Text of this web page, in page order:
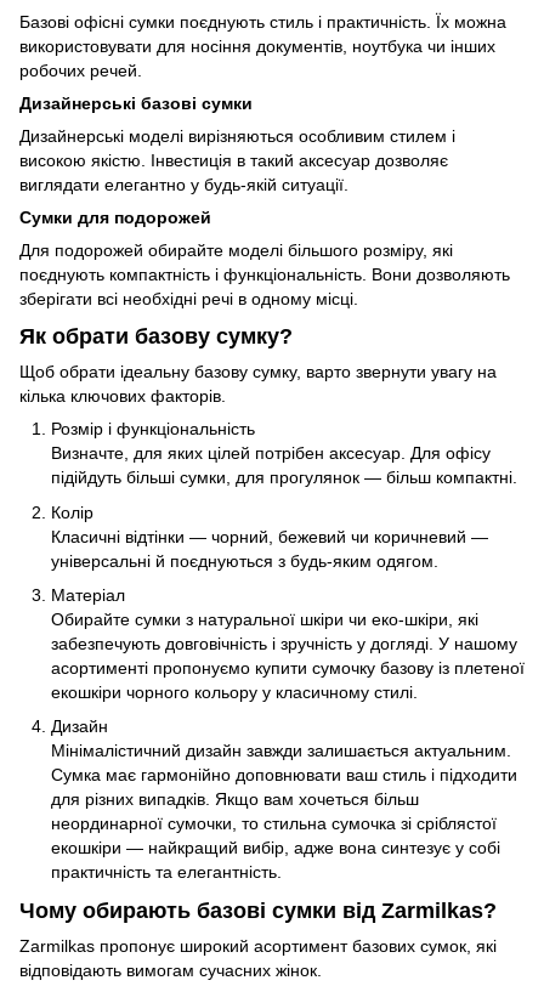
Базові офісні сумки поєднують стиль і практичність. Їх можна
використовувати для носіння документів, ноутбука чи інших
робочих речей.
Дизайнерські базові сумки
Дизайнерські моделі вирізняються особливим стилем і
високою якістю. Інвестиція в такий аксесуар дозволяє
виглядати елегантно у будь-якій ситуації.
Сумки для подорожей
Для подорожей обирайте моделі більшого розміру, які
поєднують компактність і функціональність. Вони дозволяють
зберігати всі необхідні речі в одному місці.
Як обрати базову сумку?
Щоб обрати ідеальну базову сумку, варто звернути увагу на
кілька ключових факторів.
Розмір і функціональність
Визначте, для яких цілей потрібен аксесуар. Для офісу
підійдуть більші сумки, для прогулянок — більш компактні.
Колір
Класичні відтінки — чорний, бежевий чи коричневий —
універсальні й поєднуються з будь-яким одягом.
Матеріал
Обирайте сумки з натуральної шкіри чи еко-шкіри, які
забезпечують довговічність і зручність у догляді. У нашому
асортименті пропонуємо купити сумочку базову із плетеної
екошкіри чорного кольору у класичному стилі.
Дизайн
Мінімалістичний дизайн завжди залишається актуальним.
Сумка має гармонійно доповнювати ваш стиль і підходити
для різних випадків. Якщо вам хочеться більш
неординарної сумочки, то стильна сумочка зі сріблястої
екошкіри — найкращий вибір, адже вона синтезує у собі
практичність та елегантність.
Чому обирають базові сумки від Zarmilkas?
Zarmilkas пропонує широкий асортимент базових сумок, які
відповідають вимогам сучасних жінок.